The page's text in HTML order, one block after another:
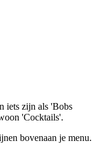
iets zijn als 'Bobs
'Cocktails'.
bovenaan je menu.